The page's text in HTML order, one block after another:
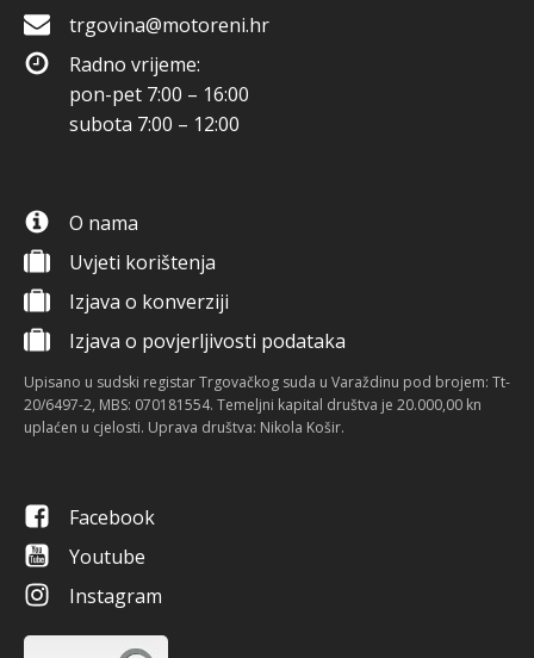
trgovina@motoreni.hr
Radno vrijeme:
pon-pet 7:00 – 16:00
subota 7:00 – 12:00
O nama
Uvjeti korištenja
Izjava o konverziji
Izjava o povjerljivosti podataka
Upisano u sudski registar Trgovačkog suda u Varaždinu pod brojem: Tt-
20/6497-2, MBS: 070181554. Temeljni kapital društva je 20.000,00 kn
uplaćen u cjelosti. Uprava društva: Nikola Košir.
Facebook
Youtube
Instagram